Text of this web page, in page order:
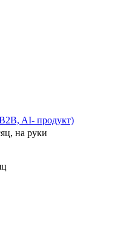
AI- продукт)
на руки